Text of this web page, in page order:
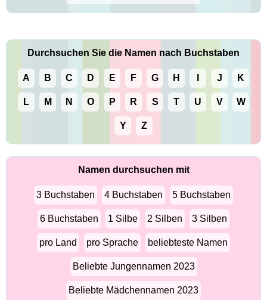
Durchsuchen Sie die Namen nach Buchstaben
A B C D E F G H J K
L M N O P R S T U V W
Y Z
Namen durchsuchen mit
3 Buchstaben 4 Buchstaben 5 Buchstaben
6 Buchstaben 1 Silbe 2 Silben 3 Silben
pro Land pro Sprache beliebteste Namen
Beliebte Jungennamen 2023
Beliebte Mädchennamen 2023